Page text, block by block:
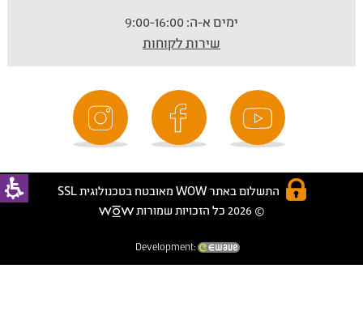
ימים א-ה:
שירות לקוחות
התשלום באתר WOW מאובטח בטכנולוגית SSL
© 2026 כל הזכויות שמורות
Development: